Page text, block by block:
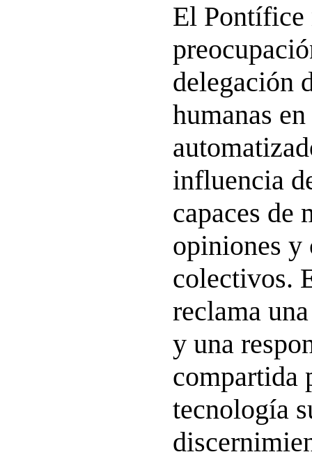
El Pontífice
delegación
humanas
influencia
capaces de
opiniones y
colectivos.
reclama
y una
compartida
tecnología